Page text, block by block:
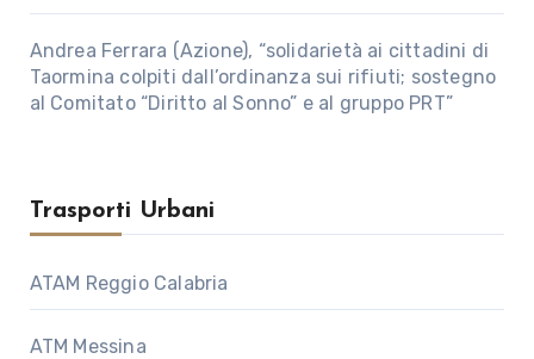
Andrea Ferrara (Azione), “solidarietà ai cittadini di
Taormina colpiti dall’ordinanza sui rifiuti; sostegno
al Comitato “Diritto al Sonno” e al gruppo PRT”
Trasporti Urbani
ATAM Reggio Calabria
ATM Messina